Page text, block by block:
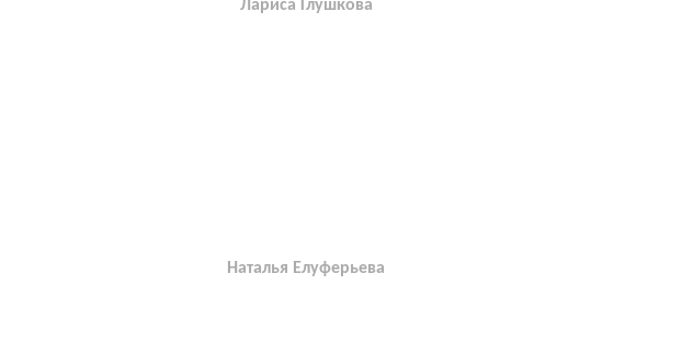
Лариса Глушкова
Наталья Елуферьева